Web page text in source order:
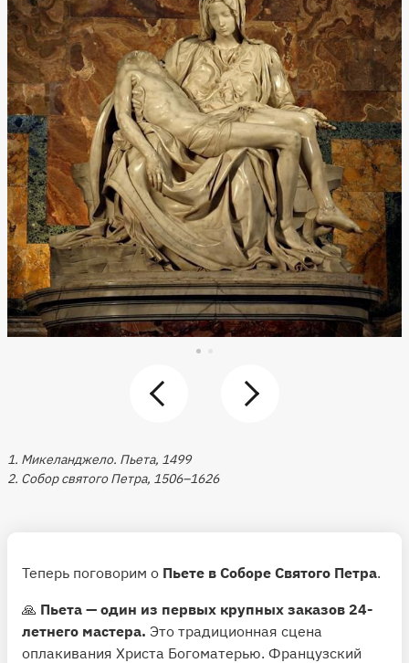
1. Микеланджело. Пьета, 1499
2. Собор святого Петра, 1506–1626
Теперь поговорим о Пьете в Соборе Святого Петра.
🙏 Пьета — один из первых крупных заказов 24-
летнего мастера. Это традиционная сцена
оплакивания Христа Богоматерью. Французский